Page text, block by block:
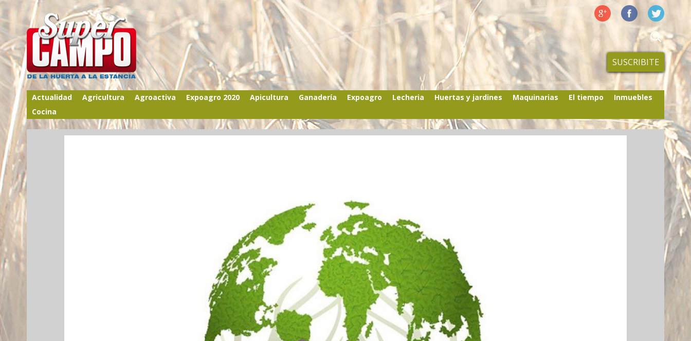
SUSCRIBITE
Actualidad Agricultura Agroactiva Expoagro 2020 Apicultura Ganadería Expoagro Lecheria Huertas y jardines Maquinarias El tiempo
Inmuebles
Cocina